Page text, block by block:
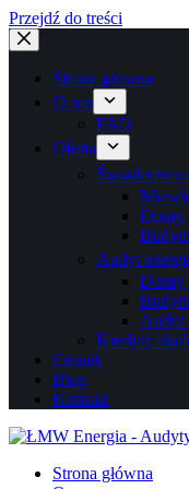
Przejdź do treści
Strona główna
O nas
FAQ
Oferta
Świadectwo
Domy
Audyt
Domy
Audyt
Kredyty
Cennik
Blog
Kontakt
Strona główna